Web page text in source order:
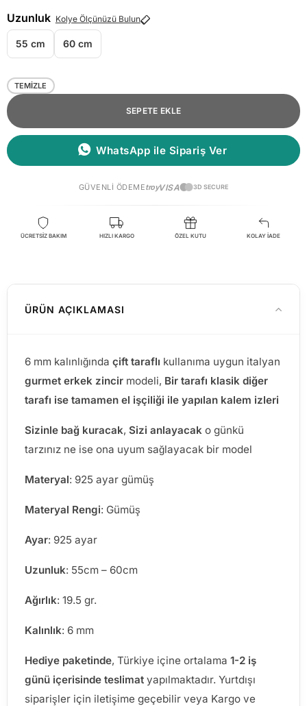
Uzunluk Kolye Ölçünüzü Bulun
55 cm 60 cm
TEMIZLE
SEPETE EKLE
WhatsApp ile Sipariş Ver
GÜVENLI ÖDEMEtroyVISA 3D SECURE
ÜCRETSİZ BAKIM HIZLI KARGO ÖZEL KUTU KOLAY İADE
ÜRÜN AÇIKLAMASI
6 mm kalınlığında çift taraflı kullanıma uygun italyan
gurmet erkek zincirmodeli, Bir tarafı klasik diğer
tarafı ise tamamen el işçiliği ile yapılan kalem izleri
Sizinle bağ kuracak, Sizi anlayacako günkü
tarzınız ne ise ona uyum sağlayacak bir model
Materyal: 925 ayar gümüş
Materyal Rengi: Gümüş
Ayar: 925 ayar
Uzunluk: 55cm – 60cm
Ağırlık: 19.5 gr.
Kalınlık: 6 mm
Hediye paketinde, Türkiye içine ortalama 1-2 iş
günü içerisinde teslimatyapılmaktadır. Yurtdışı
siparişler için iletişime geçebilir veya Kargo ve